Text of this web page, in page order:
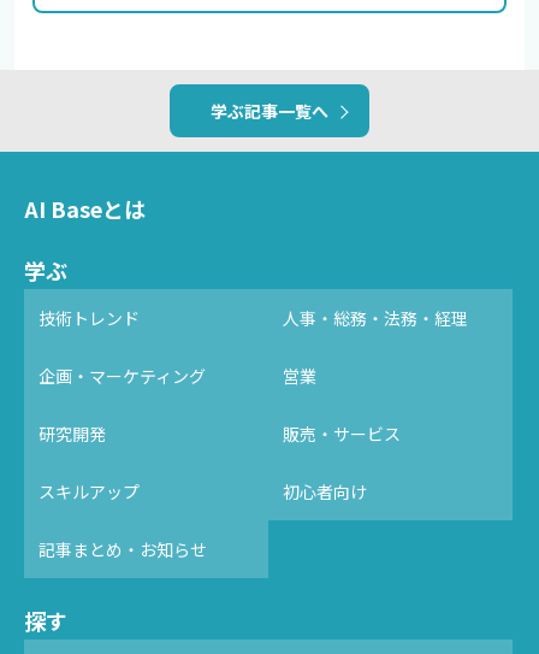
学ぶ記事一覧へ
AI Baseとは
学ぶ
技術トレンド 人事・総務・法務・経理
企画・マーケティング 営業
研究開発 販売・サービス
スキルアップ 初心者向け
記事まとめ・お知らせ
探す